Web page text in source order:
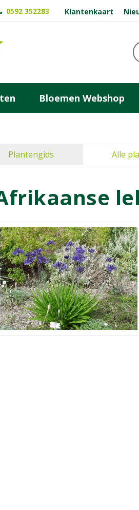
0592 352283 Klantenkaart
Bloemen Webshop
Plantengids Alle